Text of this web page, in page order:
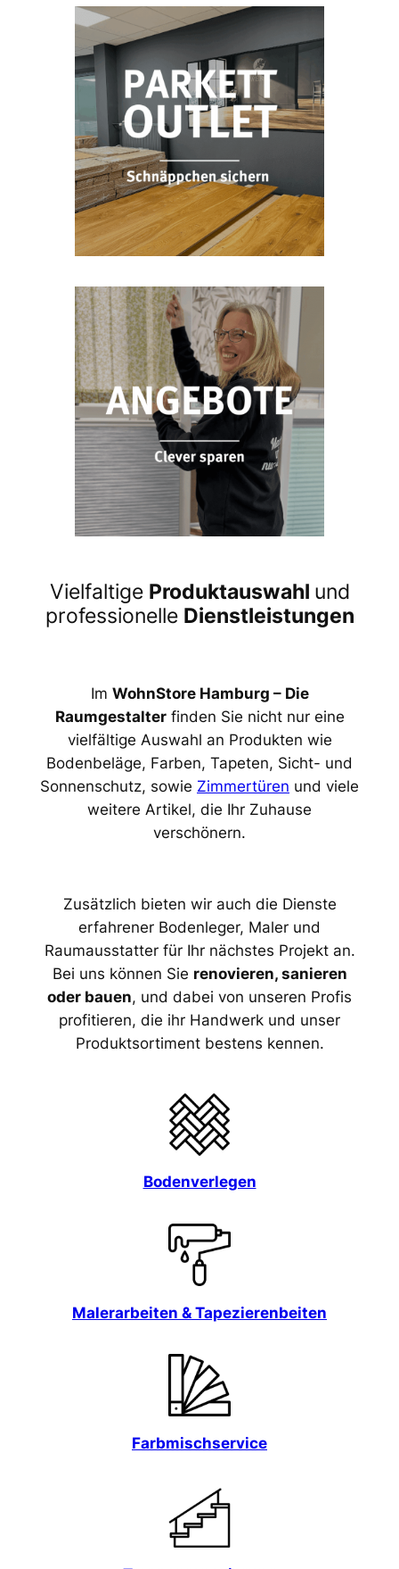
Vielfaltige Produktauswahl und
professionelle Dienstleistungen
Im WohnStore Hamburg – Die
Raumgestalterfinden Sie nicht nur eine
vielfältige Auswahl an Produkten wie
Bodenbeläge, Farben, Tapeten, Sicht- und
Sonnenschutz, sowie Zimmertüren und viele
weitere Artikel, die Ihr Zuhause
verschönern.
Zusätzlich bieten wir auch die Dienste
erfahrener Bodenleger, Maler und
Raumausstatter für Ihr nächstes Projekt an.
Bei uns können Sie renovieren, sanieren
oder bauen, und dabei von unseren Profis
profitieren, die ihr Handwerk und unser
Produktsortiment bestens kennen.
Bodenverlegen
Malerarbeiten & Tapezierenbeiten
Farbmischservice